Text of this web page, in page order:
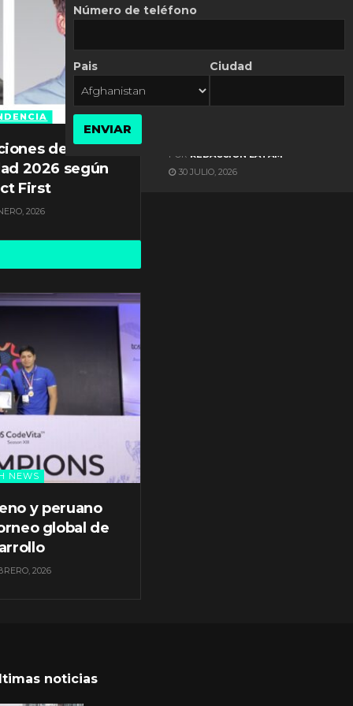
de
2026 según
First
2026
NEWS
y peruano
global de
2026
ES NOTICIA
POR REDACCIÓN LATAM
30 JULIO, 2026
noticias
Número de teléfono
Pais Ciudad
ENVIAR